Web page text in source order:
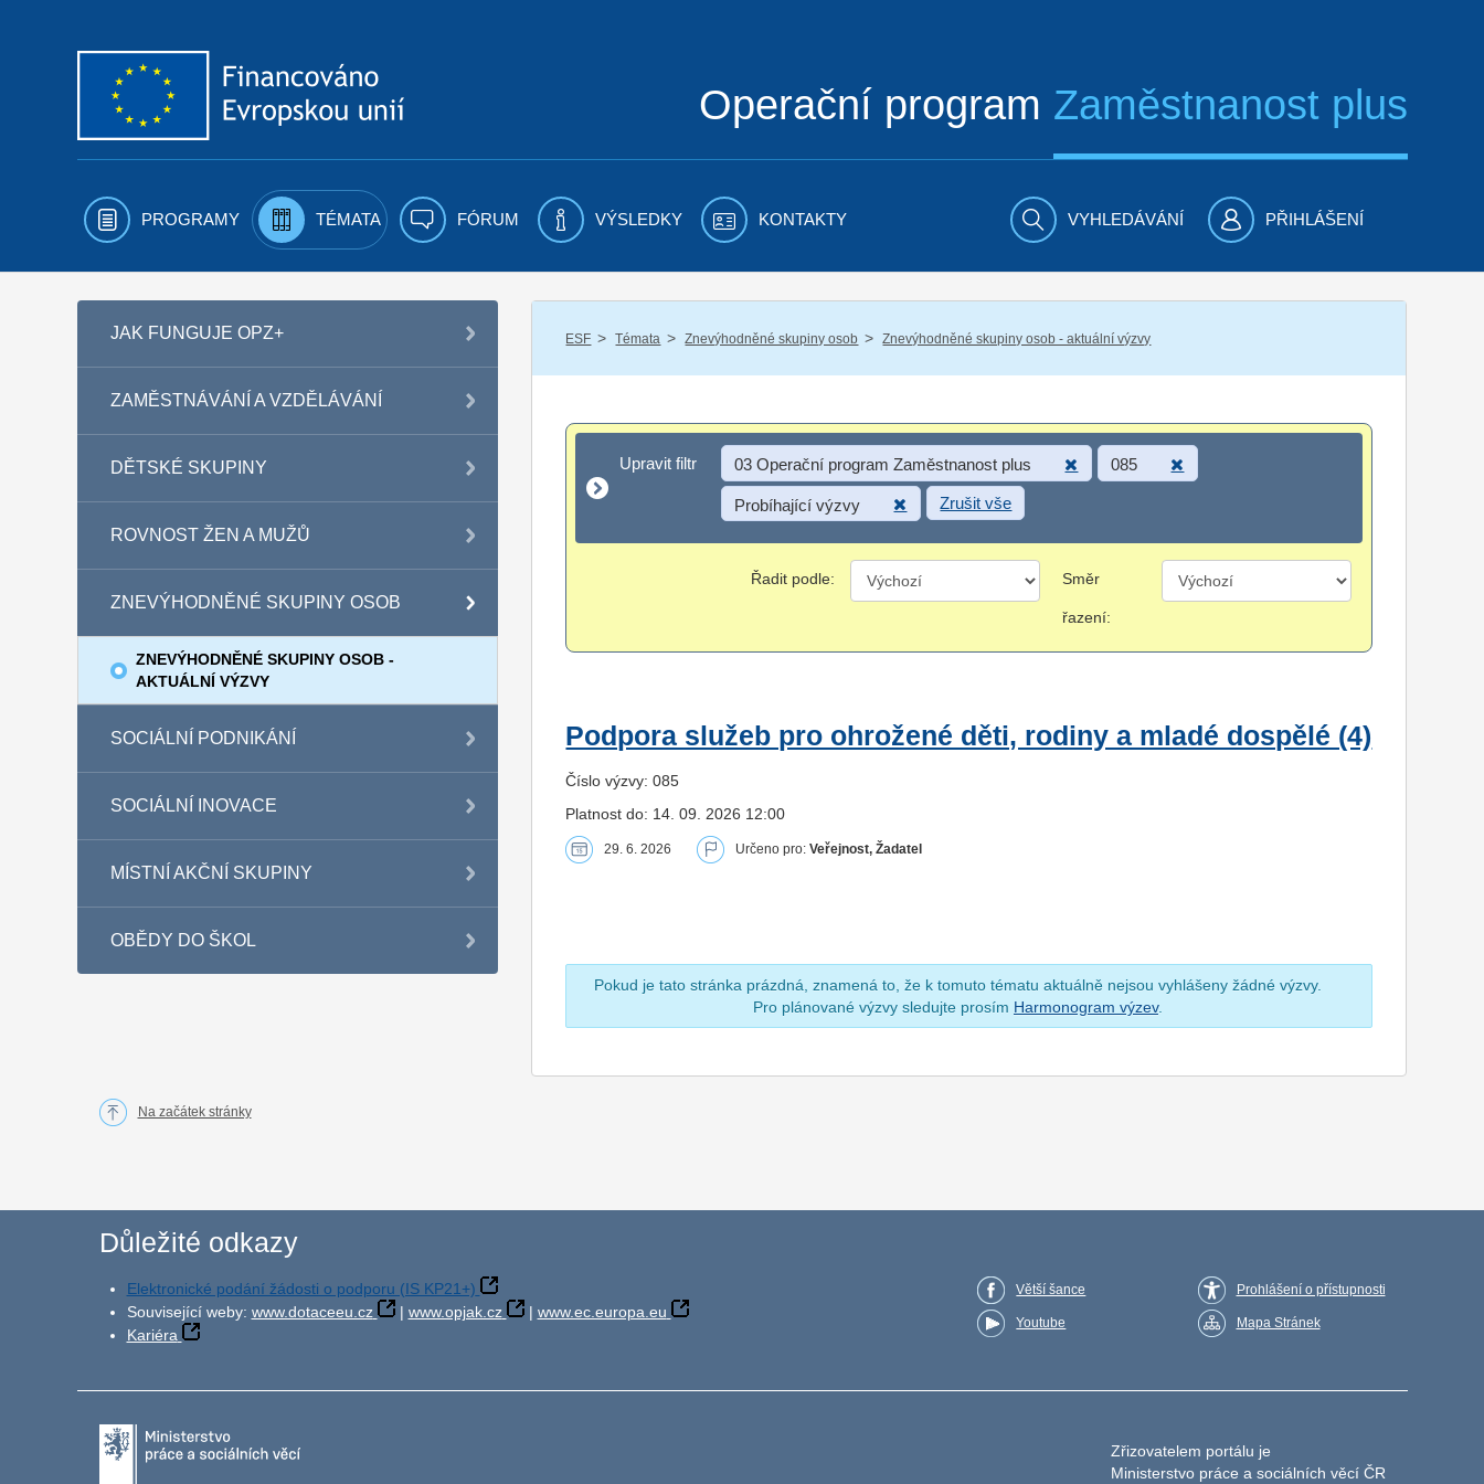
Operační program Zaměstnanost plus
PROGRAMY TÉMATA FÓRUM VÝSLEDKY KONTAKTY VYHLEDÁVÁNÍ PŘIHLÁŠENÍ
JAK FUNGUJE OPZ+
ZAMĚSTNÁVÁNÍ A VZDĚLÁVÁNÍ
DĚTSKÉ SKUPINY
ROVNOST ŽEN A MUŽŮ
ZNEVÝHODNĚNÉ SKUPINY OSOB
ZNEVÝHODNĚNÉ SKUPINY OSOB -
AKTUÁLNÍ VÝZVY
SOCIÁLNÍ PODNIKÁNÍ
SOCIÁLNÍ INOVACE
MÍSTNÍ AKČNÍ SKUPINY
OBĚDY DO ŠKOL
ESF / Témata / Znevýhodněné skupiny osob / Znevýhodněné skupiny osob - aktuální výzvy
Upravit filtr
Upravit filtr 03 Operační program Zaměstnanost plus 085
Probíhající výzvy Zrušit vše
Řadit podle: Směr
řazení:
Podpora služeb pro ohrožené děti, rodiny a mladé dospělé (4)
Číslo výzvy: 085
Platnost do: 14. 09. 2026 12:00
29. 6. 2026 Určeno pro:Veřejnost, Žadatel
Pokud je tato stránka prázdná, znamená to, že k tomuto tématu aktuálně nejsou vyhlášeny žádné výzvy.
Pro plánované výzvy sledujte prosím Harmonogram výzev.
Na začátek stránky
Důležité odkazy
Elektronické podání žádosti o podporu (IS KP21+)
Související weby: www.dotaceeu.cz | www.opjak.cz | www.ec.europa.eu
Kariéra
Větší šance
Youtube
Prohlášení o přístupnosti
Mapa Stránek
Zřizovatelem portálu je
Ministerstvo práce a sociálních věcí ČR